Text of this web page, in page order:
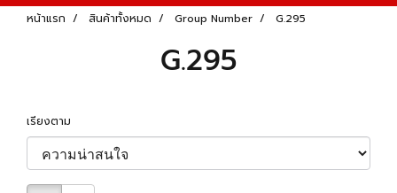
หน้าแรก สินค้าทั้งหมด Group Number G.295
G.295
เรียงตาม